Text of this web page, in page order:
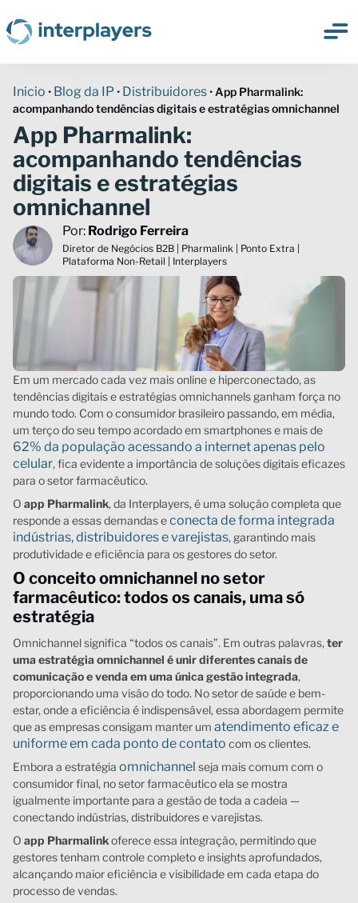
Inicio • Blog da IP • Distribuidores • App Pharmalink:
acompanhando tendências digitais e estratégias omnichannel
App Pharmalink:
acompanhando tendências
digitais e estratégias
omnichannel
Por: Rodrigo Ferreira
Diretor de Negócios B2B | Pharmalink | Ponto Extra |
Plataforma Non-Retail | Interplayers
Em um mercado cada vez mais online e hiperconectado, as
tendências digitais e estratégias omnichannels ganham força no
mundo todo. Com o consumidor brasileiro passando, em média,
um terço do seu tempo acordado em smartphones e mais de
62% da população acessando a internet apenas pelo
celular, fica evidente a importância de soluções digitais eficazes
para o setor farmacêutico.
O app Pharmalink, da Interplayers, é uma solução completa que
responde a essas demandas econecta de forma integrada
indústrias, distribuidores e varejistas, garantindo mais
produtividade e eficiência para os gestores do setor.
O conceito omnichannel no setor
farmacêutico: todos os canais, uma só
estratégia
Omnichannel significa “todos os canais”. Em outras palavras, ter
uma estratégia omnichannel é unir diferentes canais de
comunicação e venda em uma única gestão integrada,
proporcionando uma visão do todo. No setor de saúde e bem-
estar, onde a eficiência é indispensável, essa abordagem permite
que as empresas consigam manter um atendimento eficaz e
uniforme em cada ponto de contato com os clientes.
Embora a estratégia omnichannel seja mais comum com o
consumidor final, no setor farmacêutico ela se mostra
igualmente importante para a gestão de toda a cadeia —
conectando indústrias, distribuidores e varejistas.
O app Pharmalinkoferece essa integração, permitindo que
gestores tenham controle completo e insights aprofundados,
alcançando maior eficiência e visibilidade em cada etapa do
processo de vendas.